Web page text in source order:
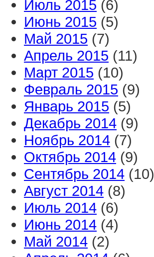
Июль 2015 (6)
Июнь 2015 (5)
Май 2015 (7)
Апрель 2015 (11)
Март 2015 (10)
Февраль 2015 (9)
Январь 2015 (5)
Декабрь 2014 (9)
Ноябрь 2014 (7)
Октябрь 2014 (9)
Сентябрь 2014 (10)
Август 2014 (8)
Июль 2014 (6)
Июнь 2014 (4)
Май 2014 (2)